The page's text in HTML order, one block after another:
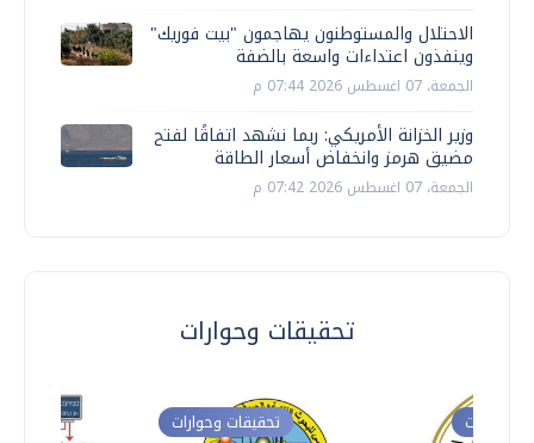
الاحتلال والمستوطنون يهاجمون "بيت فوريك"
وينفذون اعتداءات واسعة بالضفة
الجمعة، 07 اغسطس 2026 07:44 م
وزير الخزانة الأمريكي: ربما نشهد اتفاقًا لفتح
مضيق هرمز وانخفاض أسعار الطاقة
الجمعة، 07 اغسطس 2026 07:42 م
تحقيقات وحوارات
تحقيقات وحوارات وحوارات